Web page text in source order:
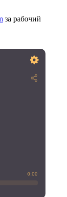
за рабочий
0:00